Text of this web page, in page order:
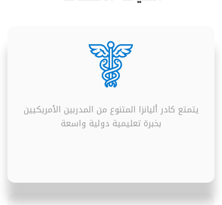
يتمتع كادر أليانزا المتنوع من المدربين الأمريكيين
بخبرة تعليمية دولية واسعة